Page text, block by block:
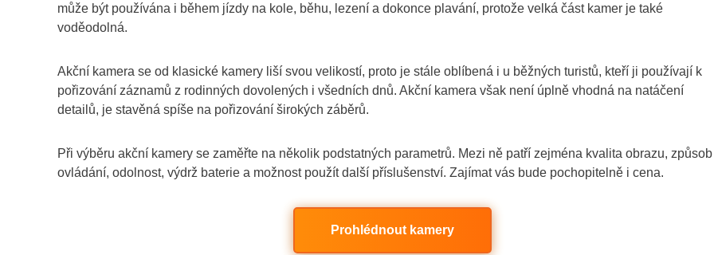
může být používána i během jízdy na kole, běhu, lezení a dokonce plavání, protože velká část kamer je také
voděodolná.
Akční kamera se od klasické kamery liší svou velikostí, proto je stále oblíbená i u běžných turistů, kteří ji používají k
pořizování záznamů z rodinných dovolených i všedních dnů. Akční kamera však není úplně vhodná na natáčení
detailů, je stavěná spíše na pořizování širokých záběrů.
Při výběru akční kamery se zaměřte na několik podstatných parametrů. Mezi ně patří zejména kvalita obrazu, způsob
ovládání, odolnost, výdrž baterie a možnost použít další příslušenství. Zajímat vás bude pochopitelně i cena.
Prohlédnout kamery